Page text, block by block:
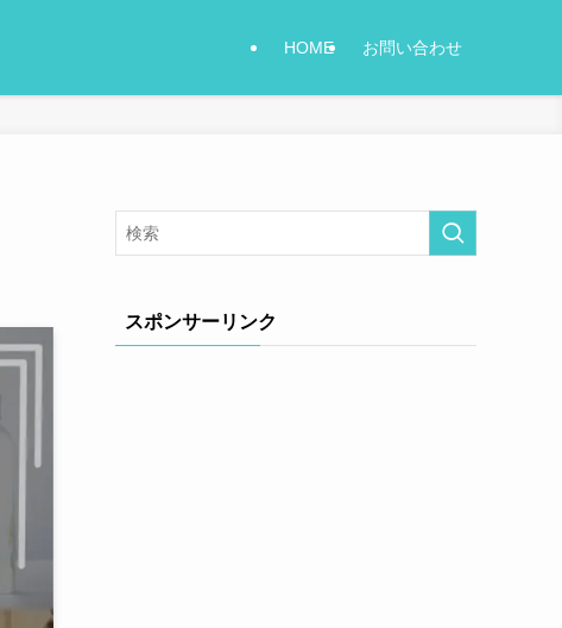
HOME お問い合わせ
スポンサーリンク